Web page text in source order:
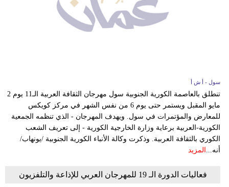
سول - أ ش أ
تنطلق بالعاصمة الكورية الجنوبية سول مهرجان الثقافة العربية الـ11 يوم 2
مايو المقبل ويستمر حتى يوم 6 من نفس الشهر في مركز كويكس
للمعارض والمؤتمرات في سول. ويهدف المهرجان - الذي تنظمه الجمعية
الكورية-العربية برعاية وزارة الخارجية الكورية - إلى تعريف الشعب
الكوري بالثقافة العربية. وذكرت وكالة الأنباء الكورية الجنوبية /يونهاب/
أنه...
المزيد
فعاليات الدورة الـ 19 للمهرجان العربي للإذاعة والتلفزيون